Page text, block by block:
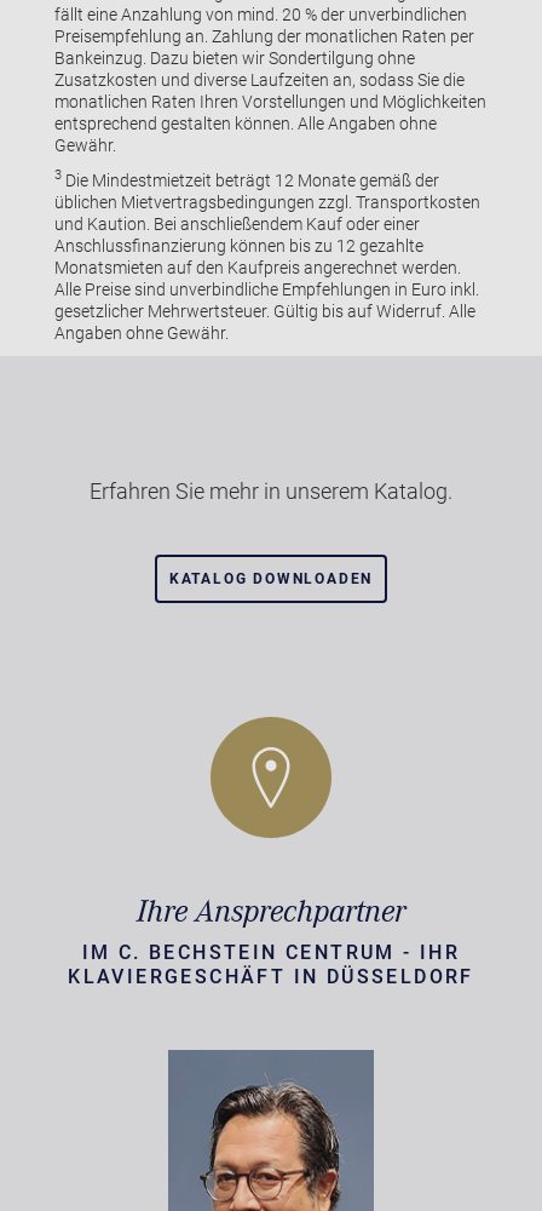
fällt eine Anzahlung von mind. 20 % der unverbindlichen
Preisempfehlung an. Zahlung der monatlichen Raten per
Bankeinzug. Dazu bieten wir Sondertilgung ohne
Zusatzkosten und diverse Laufzeiten an, sodass Sie die
monatlichen Raten Ihren Vorstellungen und Möglichkeiten
entsprechend gestalten können. Alle Angaben ohne
Gewähr.
3Die Mindestmietzeit beträgt 12 Monate gemäß der
üblichen Mietvertragsbedingungen zzgl. Transportkosten
und Kaution. Bei anschließendem Kauf oder einer
Anschlussfinanzierung können bis zu 12 gezahlte
Monatsmieten auf den Kaufpreis angerechnet werden.
Alle Preise sind unverbindliche Empfehlungen in Euro inkl.
gesetzlicher Mehrwertsteuer. Gültig bis auf Widerruf. Alle
Angaben ohne Gewähr.
Erfahren Sie mehr in unserem Katalog.
KATALOG DOWNLOADEN
Ihre Ansprechpartner
IM C. BECHSTEIN CENTRUM - IHR
KLAVIERGESCHÄFT IN DÜSSELDORF